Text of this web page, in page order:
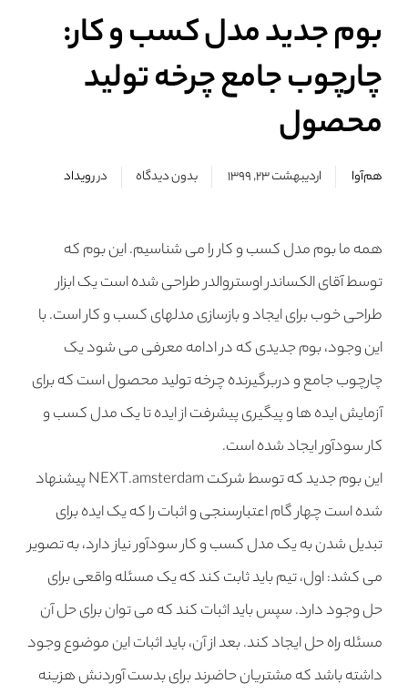
بوم جدید مدل کسب و کار:
چارچوب جامع چرخه تولید
محصول
هم‌آوا اردیبهشت ۲۳, ۱۳۹۹ بدون دیدگاه دررویداد
همه ما بوم مدل کسب و کار را می شناسیم. این بوم که
توسط آقای الکساندر اوستروالدر طراحی شده است یک ابزار
طراحی خوب برای ایجاد و بازسازی مدلهای کسب و کار است. با
این وجود، بوم جدیدی که در ادامه معرفی می شود یک
چارچوب جامع و دربرگیرنده چرخه تولید محصول است که برای
آزمایش ایده ها و پیگیری پیشرفت از ایده تا یک مدل کسب و
کار سودآور ایجاد شده است.
این بوم جدید که توسط شرکت NEXT.amsterdam پیشنهاد
شده است چهار گام اعتبارسنجی و اثبات را که یک ایده برای
تبدیل شدن به یک مدل کسب و کار سودآور نیاز دارد، به تصویر
می کشد: اول، تیم باید ثابت کند که یک مسئله واقعی برای
حل وجود دارد. سپس باید اثبات کند که می توان برای حل آن
مسئله راه حل ایجاد کند. بعد از آن، باید اثبات این موضوع وجود
داشته باشد که مشتریان حاضرند برای بدست آوردنش هزینه